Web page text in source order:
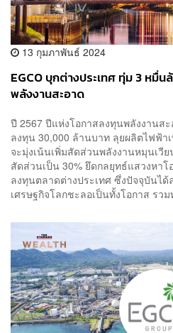
13 กุมภาพันธ์ 2024
EGCO บุกต่างประเทศ ทุ่ม 3 หมื่
พลังงานสะอาด
ปี 2567 ปีแห่งโอกาสลงทุนพลังงานส
ลงทุน 30,000 ล้านบาท ลุยผลิตไฟฟ้า
จะมุ่งเน้นเพิ่มสัดส่วนพลังงานหมุนเวี
สัดส่วนเป็น 30% ยึดกลยุทธ์แสวงหา
ลงทุนตลาดต่างประเทศ ซึ่งปัจจุบันไ
เศรษฐกิจโลกชะลอเป็นทั้งโอกาส รวม